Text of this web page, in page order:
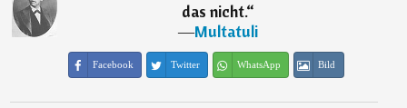
das nicht.“
―Multatuli
Facebook Twitter WhatsApp Bild